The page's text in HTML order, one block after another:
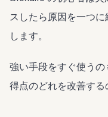
スしたら原因を一つ
します。
強い手段をすぐ使うの
得点のどれを改善する